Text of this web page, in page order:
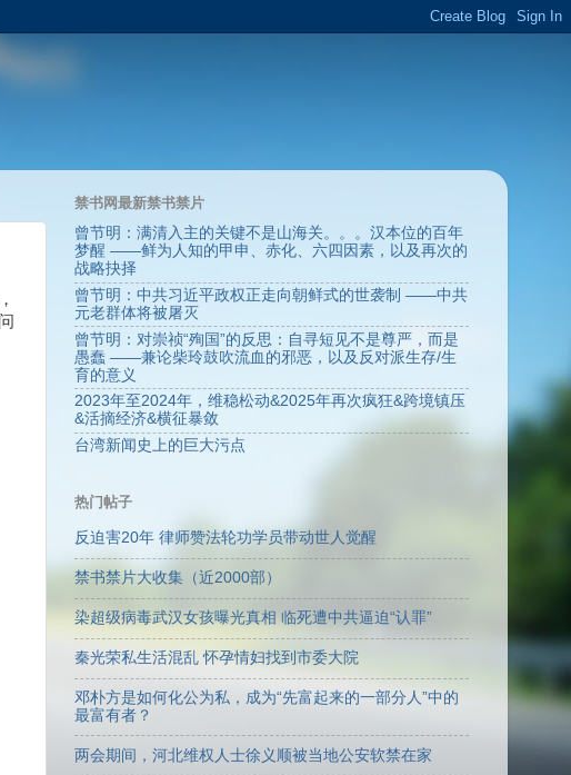
禁书网最新禁书禁片
曾节明：满清入主的关键不是山海关。。。汉本位的百年
梦醒 ——鲜为人知的甲申、赤化、六四因素，以及再次的
战略抉择
曾节明：中共习近平政权正走向朝鲜式的世袭制 ——中共
元老群体将被屠灭
曾节明：对崇祯“殉国”的反思：自寻短见不是尊严，而是
愚蠢 ——兼论柴玲鼓吹流血的邪恶，以及反对派生存/生
育的意义
2023年至2024年，维稳松动&2025年再次疯狂&跨境镇压
&活摘经济&横征暴敛
台湾新闻史上的巨大污点
热门帖子
反迫害20年 律师赞法轮功学员带动世人觉醒
禁书禁片大收集（近2000部）
染超级病毒武汉女孩曝光真相 临死遭中共逼迫“认罪”
秦光荣私生活混乱 怀孕情妇找到市委大院
邓朴方是如何化公为私，成为“先富起来的一部分人”中的
最富有者？
两会期间，河北维权人士徐义顺被当地公安软禁在家